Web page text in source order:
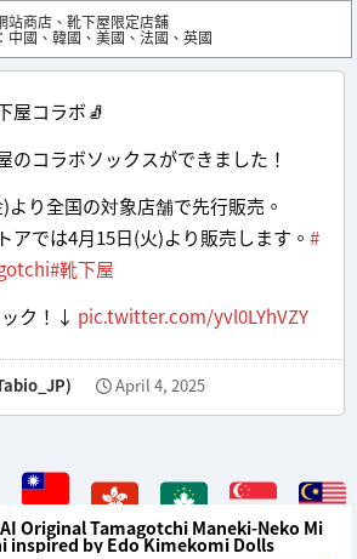
站商店、靴下屋限定店舖
中國、韓國、美國、法國、英國
屋コラボ🧦
のコラボソックスができました！
より全国の対象店舗で先行販売。
アでは4月15日(火)より販売します。 #
#靴下屋
ク！↓ pic.twitter.com/yvl0LYhVZY
April 4, 2025
Original Tamagotchi Maneki-Neko Mi
inspired by Edo Kimekomi Dolls